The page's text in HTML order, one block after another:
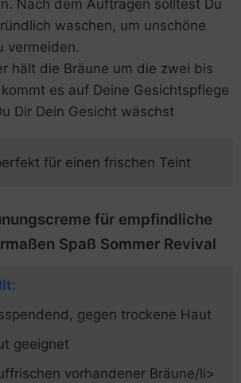
Nach dem Auftragen solltest Du
waschen, um unschöne
vermeiden.
hält die Bräune um die zwei bis
es auf Deine Gesichtspflege
Dir Dein Gesicht wäschst
für einen frischen Teint
für empfindliche
Spaß Sommer Revival
gegen trockene Haut
geeignet
vorhandener Bräune/li>